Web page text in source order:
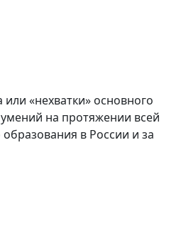
«нехватки» основного
на протяжении всей
в России и за